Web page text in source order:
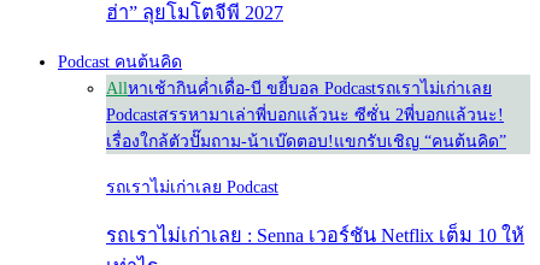
ฮ่า” ลุยโมโตจีพี 2027
Podcast คนต้นคิด
Allหาเช้ากินค่ำเดื่อ-บี ขยี้บอล Podcastรถเราไม่เก่าเลย
Podcastสรรหามาเล่าพี่บอกแล้วนะ ซีซั่น 2พี่บอกแล้วนะ!
เรื่องใกล้ตัวปั๊มถาม-น้าเบ๊ดตอบ! แขกรับเชิญ “คนต้นคิด”
รถเราไม่เก่าเลย Podcast
รถเราไม่เก่าเลย : Senna เวอร์ชัน Netflix เต็ม 10 ให้